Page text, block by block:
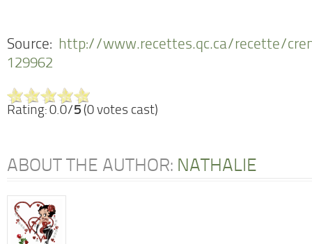
Source: http://www.recettes.qc.ca/recette/
129962
Rating: 0.0/5 (0 votes cast)
ABOUT THE AUTHOR: NATHALIE